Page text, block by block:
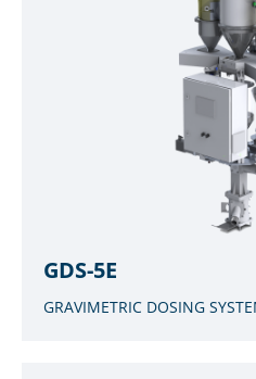
GDS-5E
GRAVIMETRIC DOSING